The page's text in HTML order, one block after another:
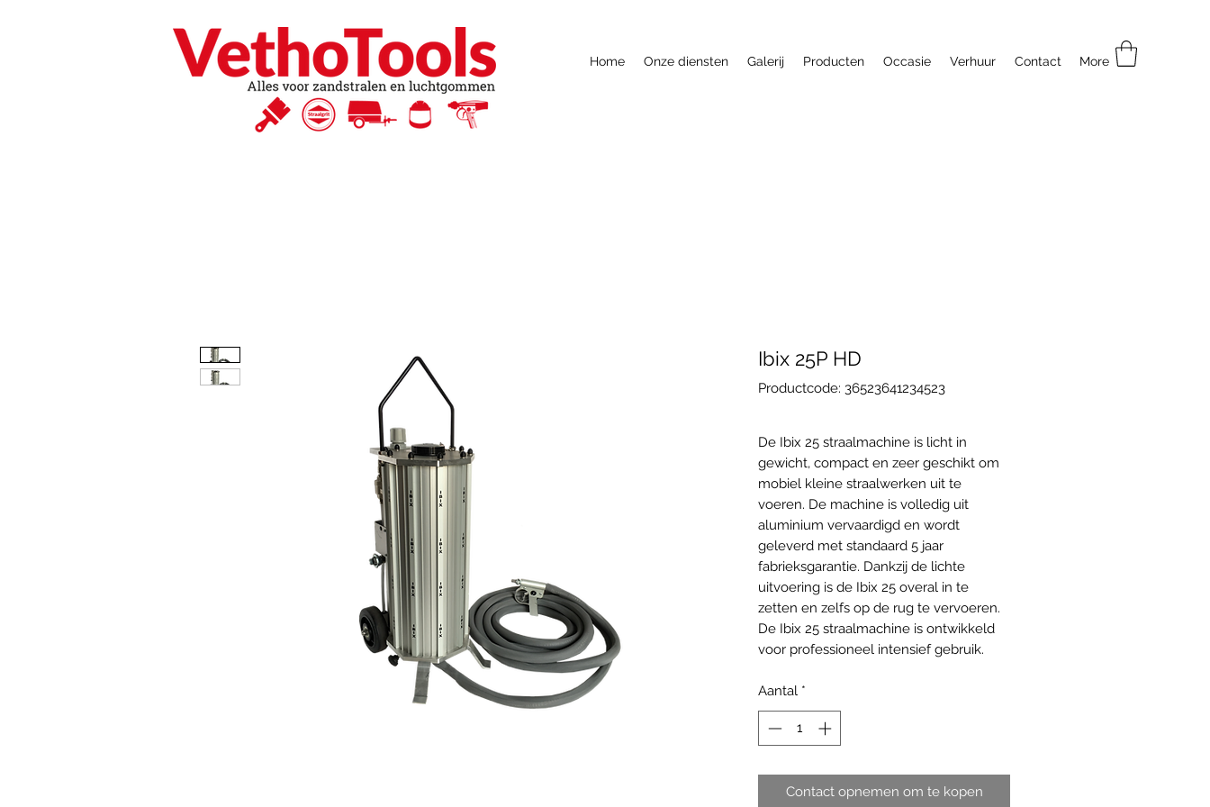
Home Onze diensten Galerij Producten Occasie Verhuur Contact More
Ibix 25P HD
Productcode: 36523641234523
De Ibix 25 straalmachine is licht in
gewicht, compact en zeer geschikt om
mobiel kleine straalwerken uit te
voeren. De machine is volledig uit
aluminium vervaardigd en wordt
geleverd met standaard 5 jaar
fabrieksgarantie. Dankzij de lichte
uitvoering is de Ibix 25 overal in te
zetten en zelfs op de rug te vervoeren.
De Ibix 25 straalmachine is ontwikkeld
voor professioneel intensief gebruik.
Aantal *
Contact opnemen om te kopen